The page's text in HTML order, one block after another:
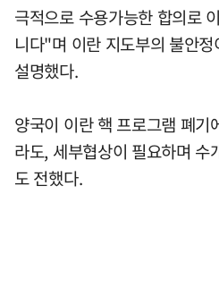
극적으로 수용가능한 합의로
니다"며 이란 지도부의 불안
설명했다.
양국이 이란 핵 프로그램 폐기
라도, 세부협상이 필요하며 수
도 전했다.